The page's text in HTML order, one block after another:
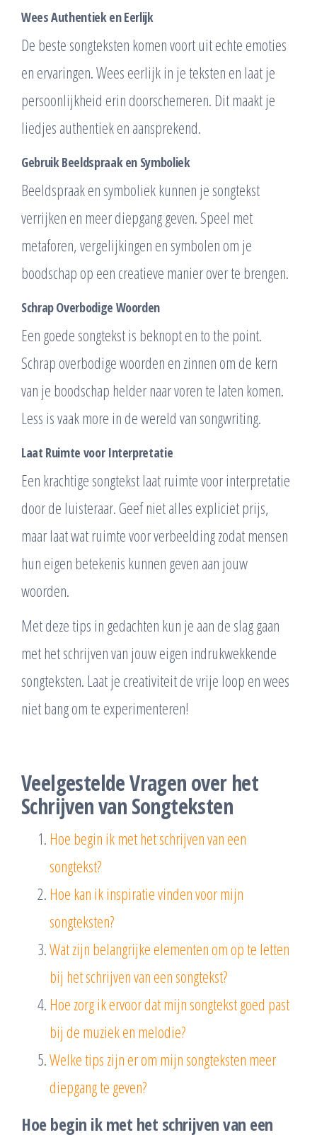
Wees Authentiek en Eerlijk
De beste songteksten komen voort uit echte emoties
en ervaringen. Wees eerlijk in je teksten en laat je
persoonlijkheid erin doorschemeren. Dit maakt je
liedjes authentiek en aansprekend.
Gebruik Beeldspraak en Symboliek
Beeldspraak en symboliek kunnen je songtekst
verrijken en meer diepgang geven. Speel met
metaforen, vergelijkingen en symbolen om je
boodschap op een creatieve manier over te brengen.
Schrap Overbodige Woorden
Een goede songtekst is beknopt en to the point.
Schrap overbodige woorden en zinnen om de kern
van je boodschap helder naar voren te laten komen.
Less is vaak more in de wereld van songwriting.
Laat Ruimte voor Interpretatie
Een krachtige songtekst laat ruimte voor interpretatie
door de luisteraar. Geef niet alles expliciet prijs,
maar laat wat ruimte voor verbeelding zodat mensen
hun eigen betekenis kunnen geven aan jouw
woorden.
Met deze tips in gedachten kun je aan de slag gaan
met het schrijven van jouw eigen indrukwekkende
songteksten. Laat je creativiteit de vrije loop en wees
niet bang om te experimenteren!
Veelgestelde Vragen over het
Schrijven van Songteksten
Hoe begin ik met het schrijven van een
songtekst?
Hoe kan ik inspiratie vinden voor mijn
songteksten?
Wat zijn belangrijke elementen om op te letten
bij het schrijven van een songtekst?
Hoe zorg ik ervoor dat mijn songtekst goed past
bij de muziek en melodie?
Welke tips zijn er om mijn songteksten meer
diepgang te geven?
Hoe begin ik met het schrijven van een